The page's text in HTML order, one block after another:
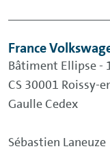
France
Bâtiment Ellipse -
CS 30001 Roissy-
Gaulle Cedex
Sébastien Laneuze